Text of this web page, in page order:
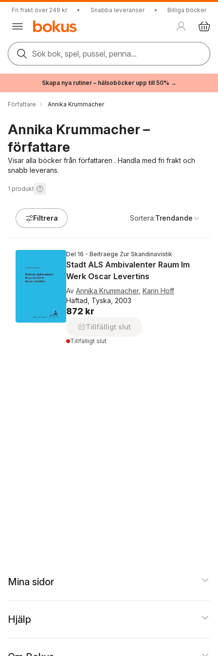
Fri frakt över 249 kr • Snabba leveranser • Billiga böcker
Sök bok, spel, pussel, penna...
Skapa nya rutiner – hälsoböcker upp till 50% →
Författare Annika Krummacher
Annika Krummacher –
författare
Visar alla böcker från författaren . Handla med fri frakt och
snabb leverans.
1 produkt
Filtrera Sortera:Trendande
Del 16 - Beitraege Zur Skandinavistik
Stadt ALS Ambivalenter Raum Im
Werk Oscar Levertins
Av Annika Krummacher, Karin Hoff
Häftad, Tyska, 2003
872 kr
Tillfälligt slut
Tillfälligt slut
Mina sidor
Hjälp